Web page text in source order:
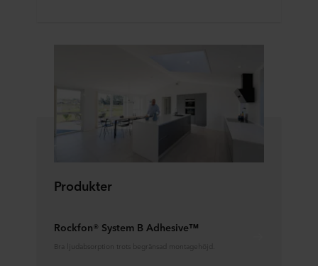
Produkter
Rockfon® System B Adhesive™
Bra ljudabsorption trots begränsad montagehöjd.